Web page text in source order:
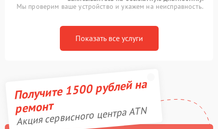
Мы проверим ваше устройство и укажем на неисправность.
Показать все услуги
Получите 1500 рублей на
ремонт
Акция сервисного центра ATN